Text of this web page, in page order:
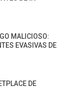
MALICIOSO:
EVASIVAS DE
DE